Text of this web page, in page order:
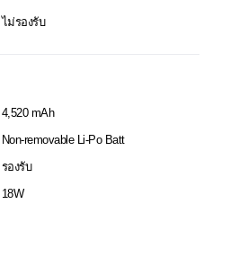
ไม่รองรับ
4,520 mAh
Non-removable Li-Po Batt
รองรับ
18W